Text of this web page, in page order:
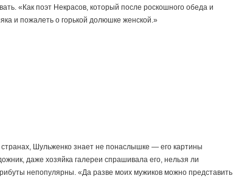
«Как поэт Некрасов, который после роскошного обеда и
и пожалеть о горькой долюшке женской.»
Шульженко знает не понаслышке — его картины
даже хозяйка галереи спрашивала его, нельзя ли
непопулярны. «Да разве моих мужиков можно представить